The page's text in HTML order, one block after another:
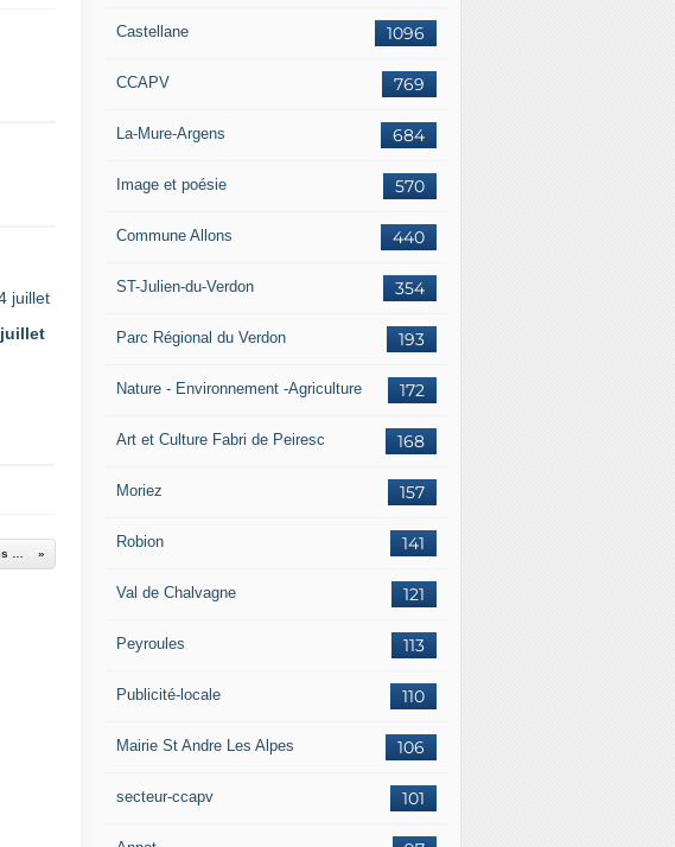
1096
Castellane
769
CCAPV
684
La-Mure-Argens
570
Image et poésie
440
Commune Allons
354
ST-Julien-du-Verdon
193
Parc Régional du Verdon
172
Nature - Environnement -Agriculture
168
Art et Culture Fabri de Peiresc
157
Moriez
141
Robion
121
Val de Chalvagne
113
Peyroules
110
Publicité-locale
106
Mairie St Andre Les Alpes
101
secteur-ccapv